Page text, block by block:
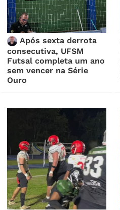
Após sexta derrota
consecutiva, UFSM
Futsal completa um ano
sem vencer na Série
Ouro